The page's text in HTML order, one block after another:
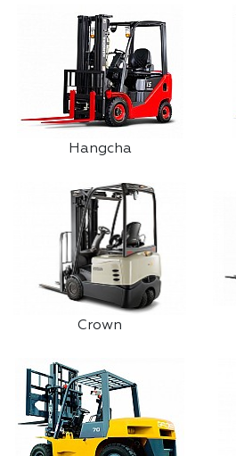
Hangcha
Crown